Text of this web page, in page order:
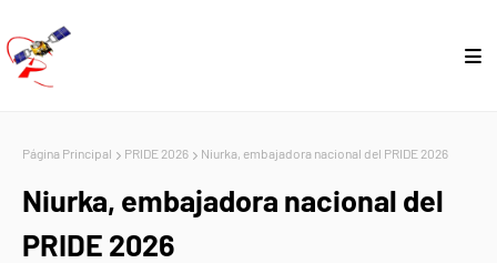
Página Principal PRIDE 2026 Niurka, embajadora nacional del PRIDE 2026
Niurka, embajadora nacional del
PRIDE 2026